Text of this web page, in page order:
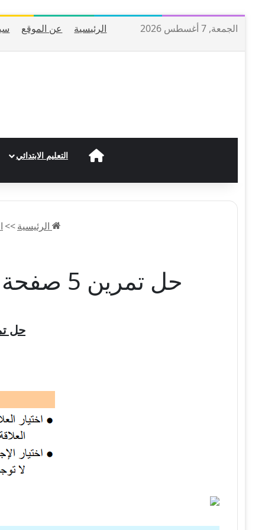
الجمعة, 7 أغسطس 2026 الرئيسية عن الموقع
الرئيسيةالتعليم الابتدائي
الرئيسية>>
حل تمرين 5 صفحة 96 الفيزياء للسنة الثالثة متوسط – الجيل الثاني
حل